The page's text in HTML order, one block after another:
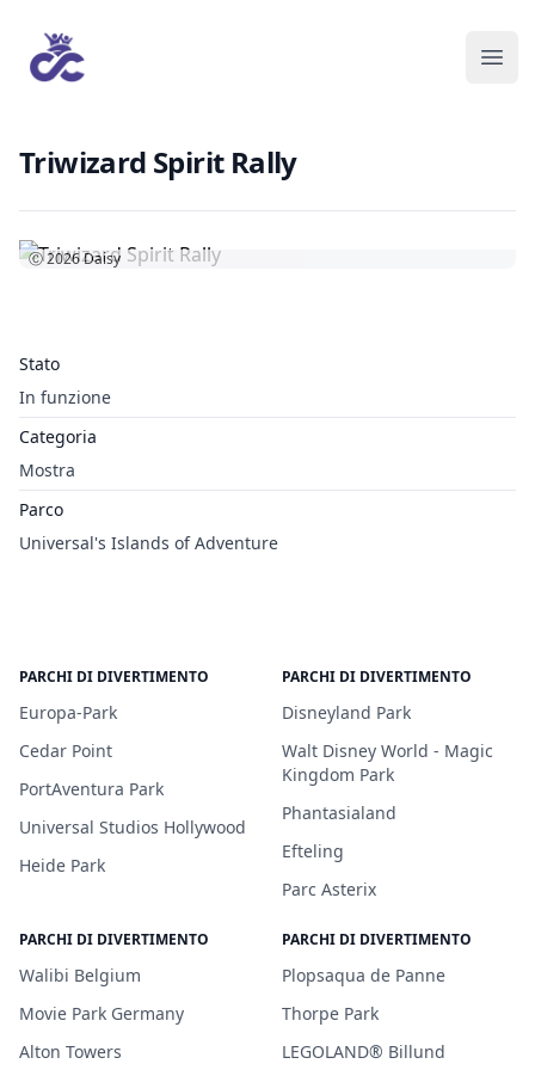
Triwizard Spirit Rally
Stato
In funzione
Categoria
Mostra
Parco
Universal's Islands of Adventure
Ⓒ 2026Daisy
PARCHI DI DIVERTIMENTO
Europa-Park
Cedar Point
PortAventura Park
Universal Studios Hollywood
Heide Park
PARCHI DI DIVERTIMENTO
Disneyland Park
Walt Disney World - Magic
Kingdom Park
Phantasialand
Efteling
Parc Asterix
PARCHI DI DIVERTIMENTO
Walibi Belgium
Movie Park Germany
Alton Towers
PARCHI DI DIVERTIMENTO
Plopsaqua de Panne
Thorpe Park
LEGOLAND® Billund